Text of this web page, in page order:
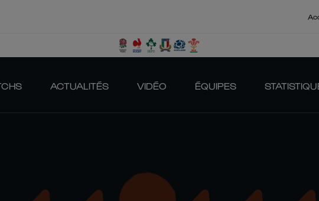
ACTUALITÉS VIDÉO ÉQUIPES